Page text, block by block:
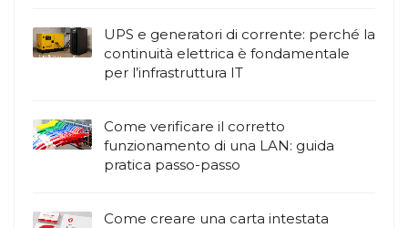
UPS e generatori di corrente: perché la
continuità elettrica è fondamentale
per l’infrastruttura IT
Come verificare il corretto
funzionamento di una LAN: guida
pratica passo-passo
Come creare una carta intestata